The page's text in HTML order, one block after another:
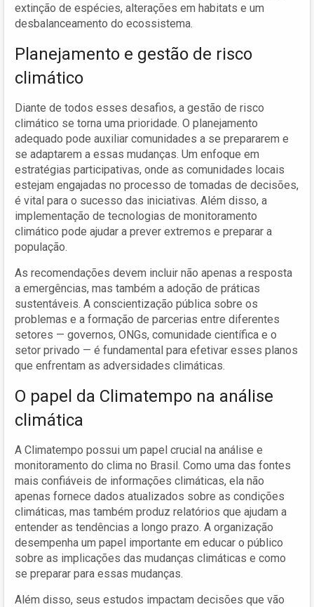
extinção de espécies, alterações em habitats e um
desbalanceamento do ecossistema.
Planejamento e gestão de risco
climático
Diante de todos esses desafios, a gestão de risco
climático se torna uma prioridade. O planejamento
adequado pode auxiliar comunidades a se prepararem e
se adaptarem a essas mudanças. Um enfoque em
estratégias participativas, onde as comunidades locais
estejam engajadas no processo de tomadas de decisões,
é vital para o sucesso das iniciativas. Além disso, a
implementação de tecnologias de monitoramento
climático pode ajudar a prever extremos e preparar a
população.
As recomendações devem incluir não apenas a resposta
a emergências, mas também a adoção de práticas
sustentáveis. A conscientização pública sobre os
problemas e a formação de parcerias entre diferentes
setores — governos, ONGs, comunidade científica e o
setor privado — é fundamental para efetivar esses planos
que enfrentam as adversidades climáticas.
O papel da Climatempo na análise
climática
A Climatempo possui um papel crucial na análise e
monitoramento do clima no Brasil. Como uma das fontes
mais confiáveis de informações climáticas, ela não
apenas fornece dados atualizados sobre as condições
climáticas, mas também produz relatórios que ajudam a
entender as tendências a longo prazo. A organização
desempenha um papel importante em educar o público
sobre as implicações das mudanças climáticas e como
se preparar para essas mudanças.
Além disso, seus estudos impactam decisões que vão